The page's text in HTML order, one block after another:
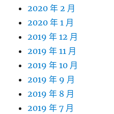
2020 年 2 月
2020 年 1 月
2019 年 12 月
2019 年 11 月
2019 年 10 月
2019 年 9 月
2019 年 8 月
2019 年 7 月